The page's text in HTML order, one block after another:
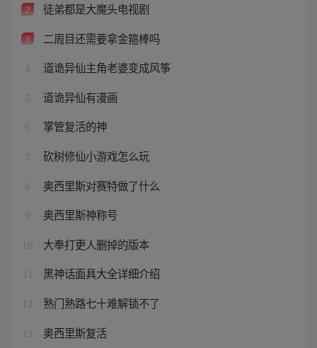
2 徒弟都是大魔头电视剧
3 二周目还需要拿金箍棒吗
4 道诡异仙主角老婆变成风筝
5 道诡异仙有漫画
6 掌管复活的神
7 砍树修仙小游戏怎么玩
8 奥西里斯对赛特做了什么
9 奥西里斯神称号
10 大奉打更人删掉的版本
黑神话面具大全详细介绍
12 熟门熟路七十难解锁不了
13 奥西里斯复活